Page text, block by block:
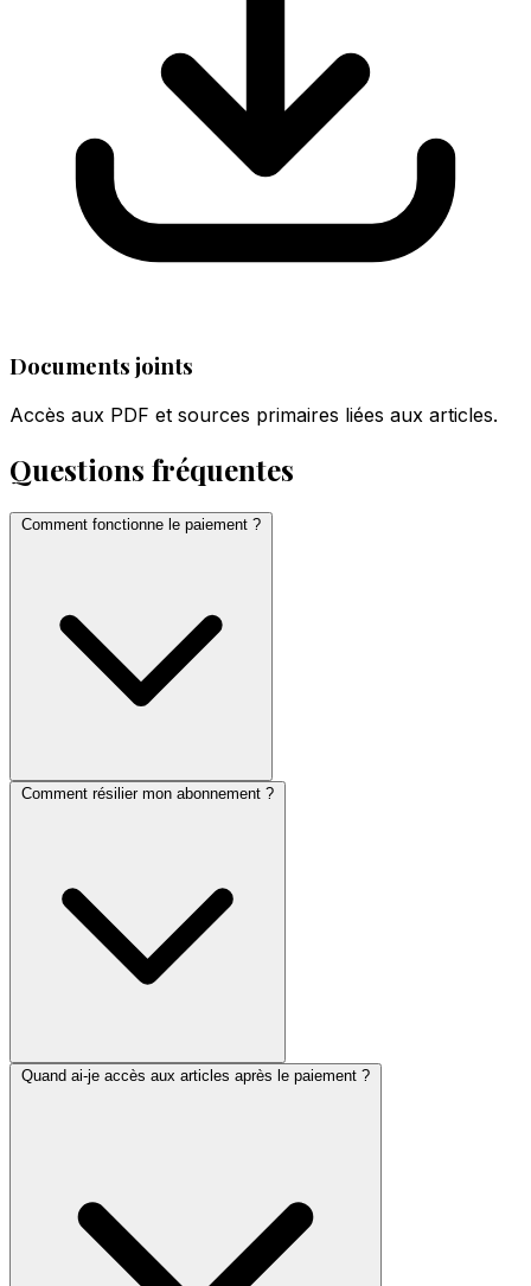
Documents joints
Accès aux PDF et sources primaires liées aux articles.
Questions fréquentes
Comment fonctionne le paiement ?
Comment résilier mon abonnement ?
Quand ai-je accès aux articles après le paiement ?